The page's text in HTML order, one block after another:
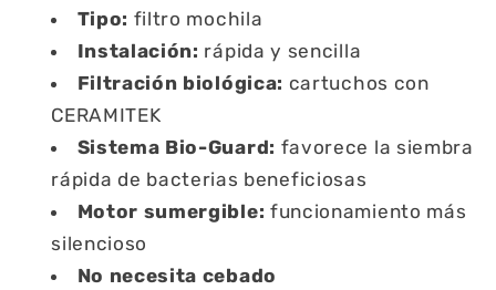
Tipo: filtro mochila
Instalación: rápida y sencilla
Filtración biológica: cartuchos con
CERAMITEK
Sistema Bio-Guard: favorece la siembra
rápida de bacterias beneficiosas
Motor sumergible: funcionamiento más
silencioso
No necesita cebado